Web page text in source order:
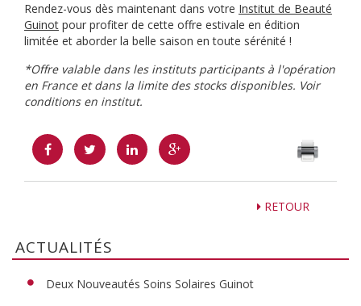
Rendez-vous dès maintenant dans votre Institut de Beauté
Guinot pour profiter de cette offre estivale en édition
limitée et aborder la belle saison en toute sérénité !
*Offre valable dans les instituts participants à l'opération
en France et dans la limite des stocks disponibles. Voir
conditions en institut.
RETOUR
ACTUALITÉS
Deux Nouveautés Soins Solaires Guinot